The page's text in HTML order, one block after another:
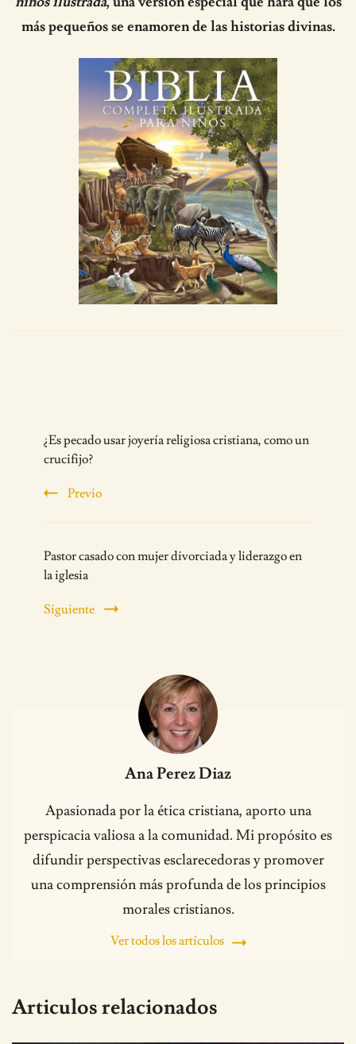
más pequeños se enamoren de las historias divinas.
Navigation
¿Es pecado usar joyería religiosa cristiana, como un
crucifijo?
Previo
Pastor casado con mujer divorciada y liderazgo en
la iglesia
Siguiente
Ana Perez Diaz
Apasionada por la ética cristiana, aporto una
perspicacia valiosa a la comunidad. Mi propósito es
difundir perspectivas esclarecedoras y promover
una comprensión más profunda de los principios
morales cristianos.
Ver todos los artículos
Articulos relacionados